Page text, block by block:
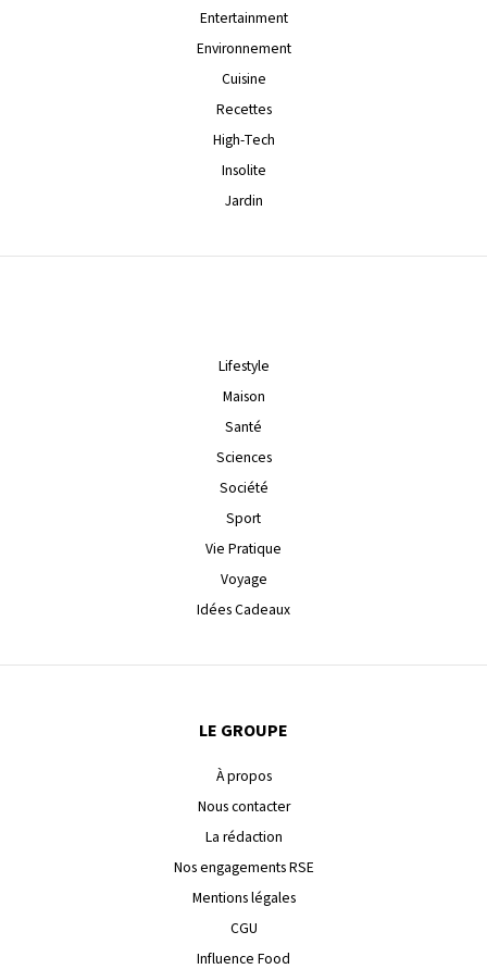
Entertainment
Environnement
Cuisine
Recettes
High-Tech
Insolite
Jardin
Lifestyle
Maison
Santé
Sciences
Société
Sport
Vie Pratique
Voyage
Idées Cadeaux
LE GROUPE
À propos
Nous contacter
La rédaction
Nos engagements RSE
Mentions légales
CGU
Influence Food